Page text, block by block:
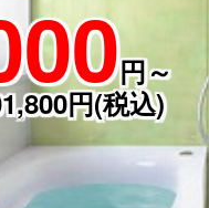
円～
(税込)